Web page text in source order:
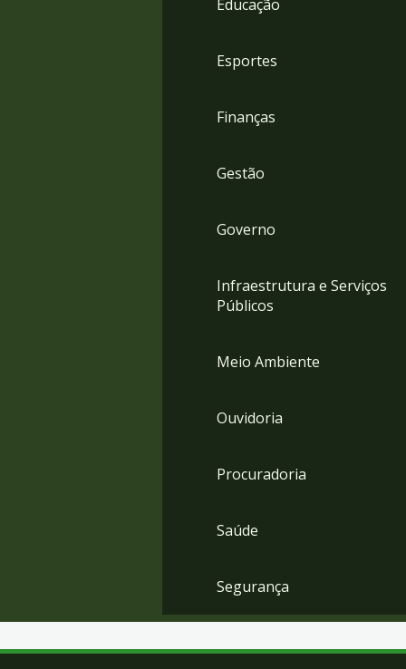
Educação
Esportes
Finanças
Gestão
Governo
Infraestrutura e Serviços
Públicos
Meio Ambiente
Ouvidoria
Procuradoria
Saúde
Segurança